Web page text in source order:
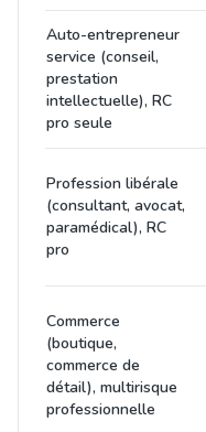
Auto-entrepreneur
service (conseil,
prestation
intellectuelle), RC
pro seule
Profession libérale
(consultant, avocat,
paramédical), RC
pro
Commerce
(boutique,
commerce de
détail), multirisque
professionnelle